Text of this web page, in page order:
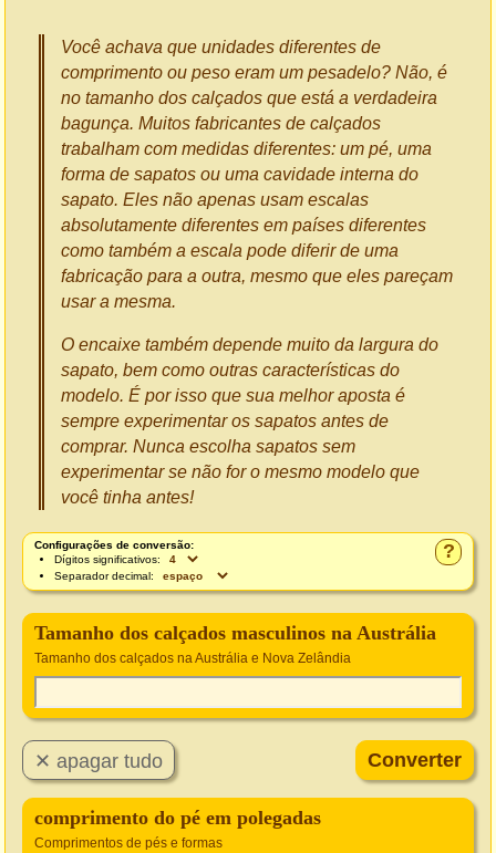
Você achava que unidades diferentes de
comprimento ou peso eram um pesadelo? Não, é
no tamanho dos calçados que está a verdadeira
bagunça. Muitos fabricantes de calçados
trabalham com medidas diferentes: um pé, uma
forma de sapatos ou uma cavidade interna do
sapato. Eles não apenas usam escalas
absolutamente diferentes em países diferentes
como também a escala pode diferir de uma
fabricação para a outra, mesmo que eles pareçam
usar a mesma.
O encaixe também depende muito da largura do
sapato, bem como outras características do
modelo. É por isso que sua melhor aposta é
sempre experimentar os sapatos antes de
comprar. Nunca escolha sapatos sem
experimentar se não for o mesmo modelo que
você tinha antes!
?
Configurações de conversão:
Dígitos significativos:
Separador decimal:
Tamanho dos calçados masculinos na Austrália
Tamanho dos calçados na Austrália e Nova Zelândia
comprimento do pé em polegadas
Comprimentos de pés e formas